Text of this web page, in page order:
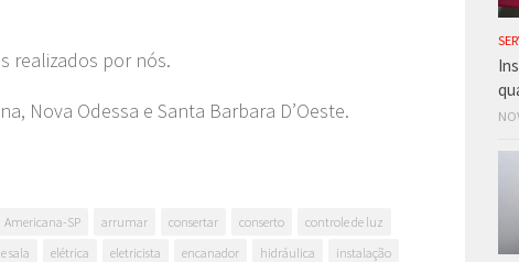
realizados por nós.
Nova Odessa e Santa Barbara D’Oeste.
Americana-SP arrumar consertar conserto
controle de luz
sala elétrica eletricista encanador hidráulica
instalação